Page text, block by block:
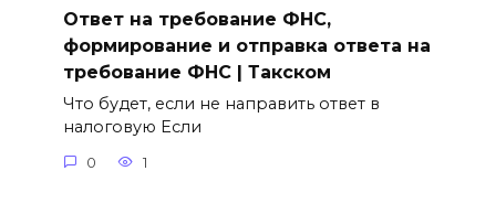
Ответ на требование ФНС,
формирование и отправка ответа на
требование ФНС | Такском
Что будет, если не направить ответ в
налоговую Если
0 1